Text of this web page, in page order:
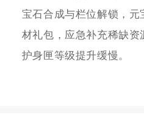
宝石合成与栏位解锁，元
材礼包，应急补充稀缺
护身匣等级提升缓慢。